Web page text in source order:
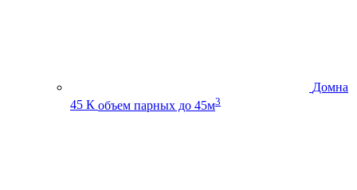
Домна
45 К объем парных до 45м3